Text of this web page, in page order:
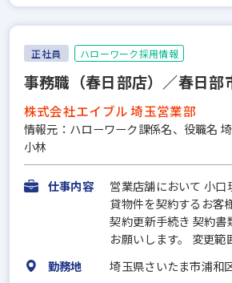
正社員 ハローワーク採用情報
事務職（春日部店）／春日部
株式会社エイブル 埼玉営業部
情報元：ハローワーク課係名、役職名
小林
仕事内容
営業店舗において 小
貸物件を契約するお客
契約更新手続き 契約書
お願いします。 変更範
勤務地
埼玉県さいたま市浦和